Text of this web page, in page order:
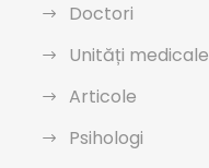
Doctori
Unități medicale
Articole
Psihologi